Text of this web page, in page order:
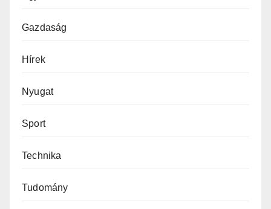
Gazdaság
Hírek
Nyugat
Sport
Technika
Tudomány